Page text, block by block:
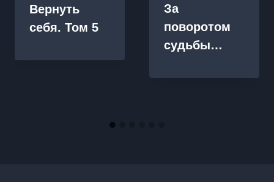
Вернуть
себя. Том 5
За
поворотом
судьбы…